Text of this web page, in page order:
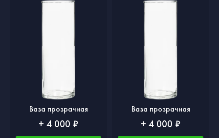
Ваза прозрачная
+ 4 000 ₽
Ваза прозрачная
+ 4 000 ₽